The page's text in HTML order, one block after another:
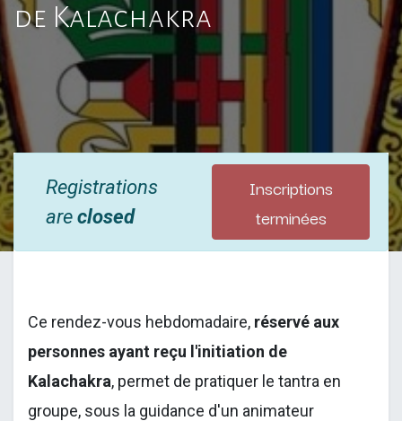
de Kalachakra
Registrations
areclosed
Inscriptions
terminées
Ce rendez-vous hebdomadaire, réservé aux
personnes ayant reçu l'initiation de
Kalachakra, permet de pratiquer le tantra en
groupe, sous la guidance d'un animateur